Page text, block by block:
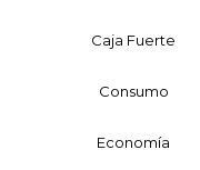
Caja Fuerte
Consumo
Economía